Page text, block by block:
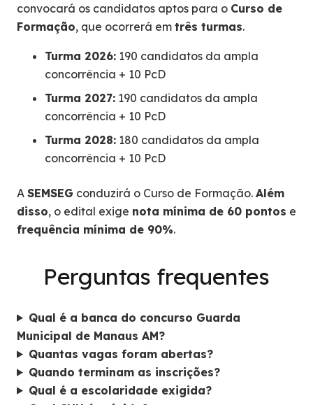
convocará os candidatos aptos para o Curso de
Formação, que ocorrerá em três turmas.
Turma 2026: 190 candidatos da ampla
concorrência + 10 PcD
Turma 2027: 190 candidatos da ampla
concorrência + 10 PcD
Turma 2028: 180 candidatos da ampla
concorrência + 10 PcD
A SEMSEG conduzirá o Curso de Formação. Além
disso, o edital exige nota mínima de 60 pontos e
frequência mínima de 90%.
Perguntas frequentes
Qual é a banca do concurso Guarda
Municipal de Manaus AM?
Quantas vagas foram abertas?
Quando terminam as inscrições?
Qual é a escolaridade exigida?